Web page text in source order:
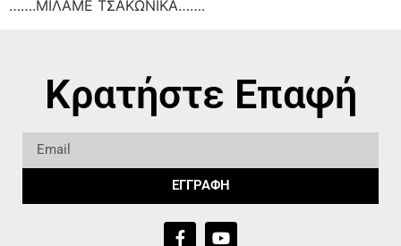
…….ΜΙΛΑΜΕ ΤΣΑΚΩΝΙΚΑ…….
Κρατήστε Επαφή
ΕΓΓΡΑΦΗ